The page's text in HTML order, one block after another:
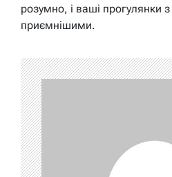
розумно, і ваші прогулянки
приємнішими.